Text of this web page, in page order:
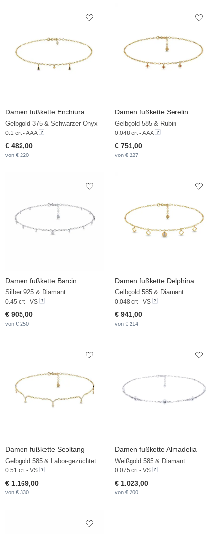
Damen fußkette Enchiura
Gelbgold 375 & Schwarzer Onyx
0.1 crt - AAA
€ 482,00
von € 220
Damen fußkette Serelin
Gelbgold 585 & Rubin
0.048 crt - AAA
€ 751,00
von € 227
Damen fußkette Barcin
Silber 925 & Diamant
0.45 crt - VS
€ 905,00
von € 250
Damen fußkette Delphina
Gelbgold 585 & Diamant
0.048 crt - VS
€ 941,00
von € 214
Damen fußkette Seoltang
0.51 crt - VS
€ 1.169,00
von € 330
Damen fußkette Almadelia
Weißgold 585 & Diamant
0.075 crt - VS
€ 1.023,00
von € 200